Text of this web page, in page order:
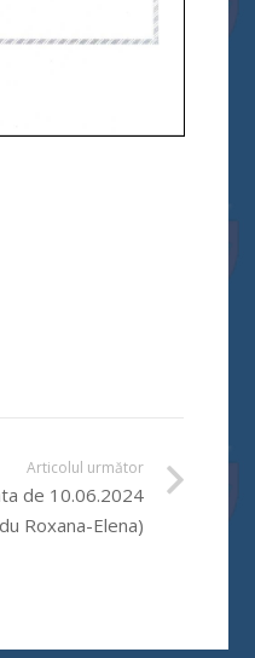
Articolul următor
de 10.06.2024
Roxana-Elena)